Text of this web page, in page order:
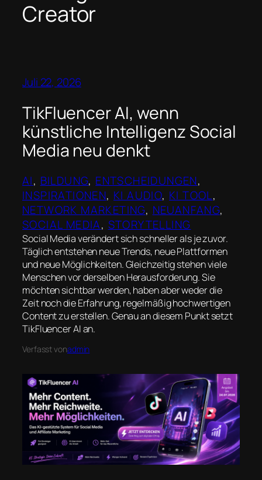
Creator
Juli 22, 2026
TikFluencer AI, wenn
künstliche Intelligenz Social
Media neu denkt
AI, BILDUNG, ENTSCHEIDUNGEN
INSPIRATIONEN, KI AUDIO, KI TOOL
NETWORK MARKETING, NEUANFANG
SOCIAL MEDIA, STORYTELLING
Social Media verändert sich schneller als je zuvor.
Täglich entstehen neue Trends, neue Plattformen
und neue Möglichkeiten. Gleichzeitig stehen viele
Menschen vor derselben Herausforderung. Sie
möchten sichtbar werden, haben aber weder die
Zeit noch die Erfahrung, regelmäßig hochwertigen
Content zu erstellen. Genau an diesem Punkt setzt
TikFluencer AI an.
Verfasst vonadmin